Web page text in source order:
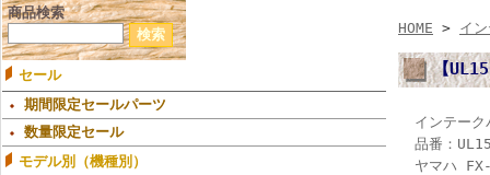
商品検索
セール
期間限定セールパーツ
数量限定セール
モデル別（機種別）
HOME > イ
【
インテー
品番：
ヤマハ